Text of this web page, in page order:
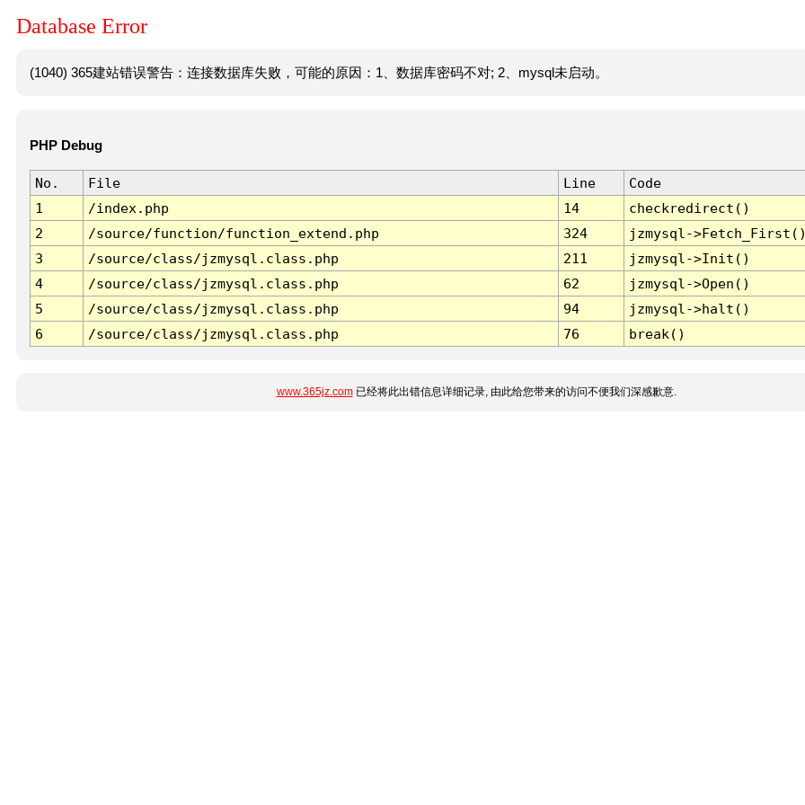
Database Error
(1040) 365建站错误警告：连接数据库失败，可能的原因：1、数据库密码不对; 2、mysql未启动。
PHP Debug
No. File Line
Code
1
/index.php 14
checkredirect()
2
/source/function/function_extend.php 324
jzmysql-
3
/source/class/jzmysql.class.php 211
jzmysql->Init()
4
/source/class/jzmysql.class.php 62
jzmysql->Open()
5
/source/class/jzmysql.class.php 94
jzmysql->halt()
6
/source/class/jzmysql.class.php 76 break()
www.365jz.com已经将此出错信息详细记录, 由此给您带来的访问不便我们深感歉意.